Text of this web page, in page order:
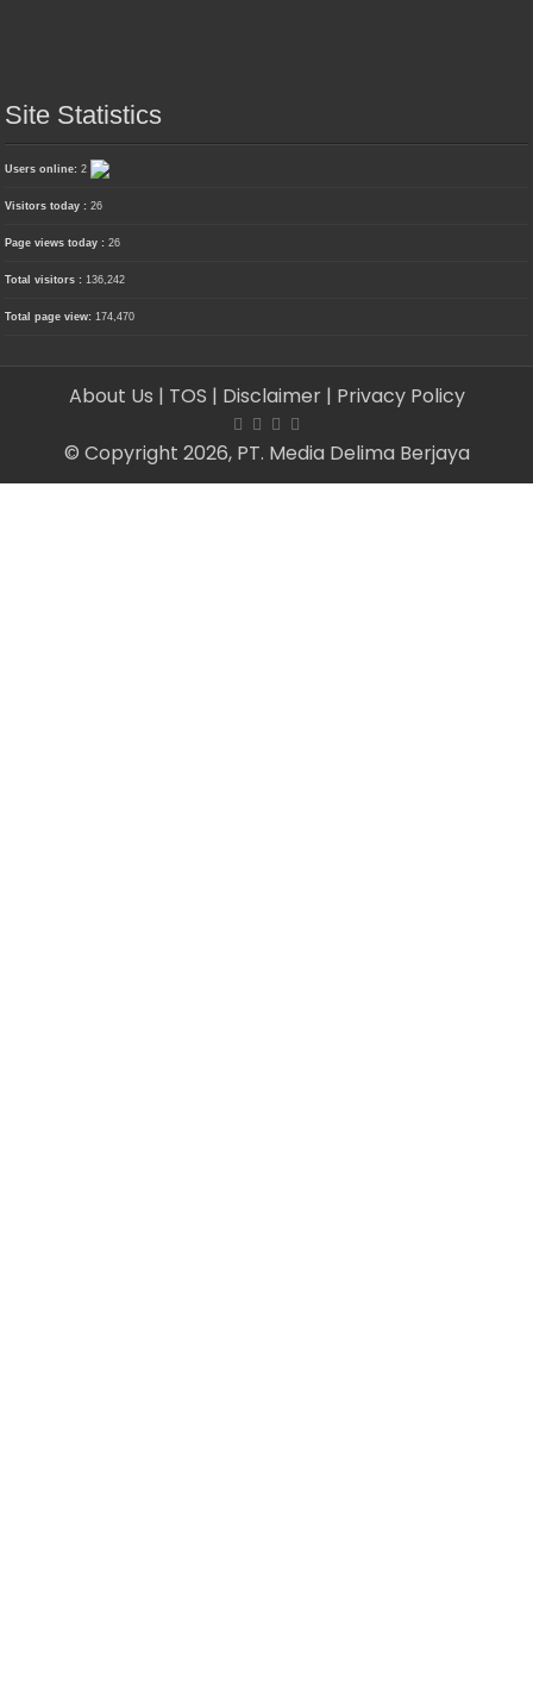
Site Statistics
Users online:2
Visitors today :26
Page views today :26
Total visitors : 136,242
Total page view: 174,470
About Us | TOS | Disclaimer | Privacy Policy
© Copyright 2026, PT. Media Delima Berjaya